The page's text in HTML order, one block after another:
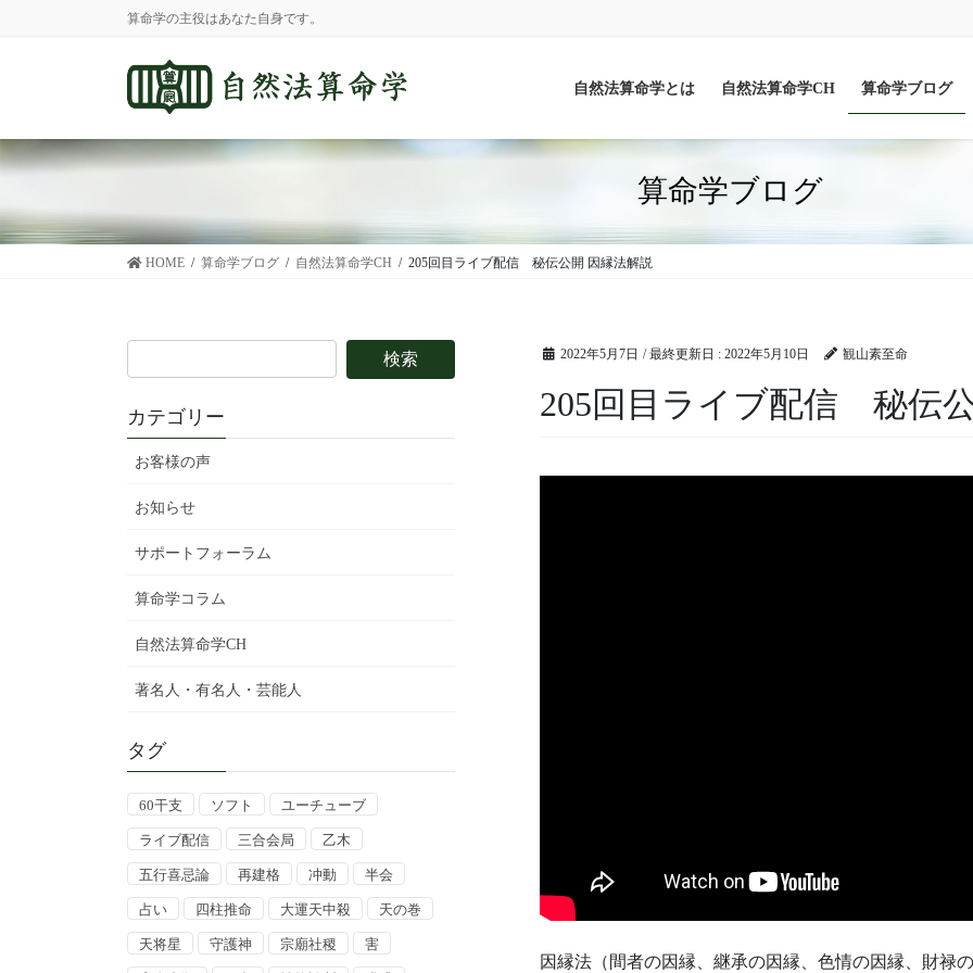
に
移
ョ
ン
移
動
算命学の主役はあなた自身です。
自然法算命学とは 自然法算命学CH 算命学ブログ
算命学ブログ
HOME 算命学ブログ 自然法算命学CH 205回目ライブ配信 秘伝公開 因縁法解説
2022年5月7日 / 最終更新日 : 2022年5月10日 観山素至命
205回目ライブ配信 秘伝
因縁法（間者の因縁、継承の因縁、色情の因縁、財禄
カテゴリー
お客様の声
お知らせ
サポートフォーラム
算命学コラム
自然法算命学CH
著名人・有名人・芸能人
タグ
60干支 ソフト ユーチューブ
ライブ配信 三合会局 乙木
五行喜忌論 再建格 冲動 半会
占い 四柱推命 大運天中殺 天の巻
天将星 守護神 宗廟社稷 害